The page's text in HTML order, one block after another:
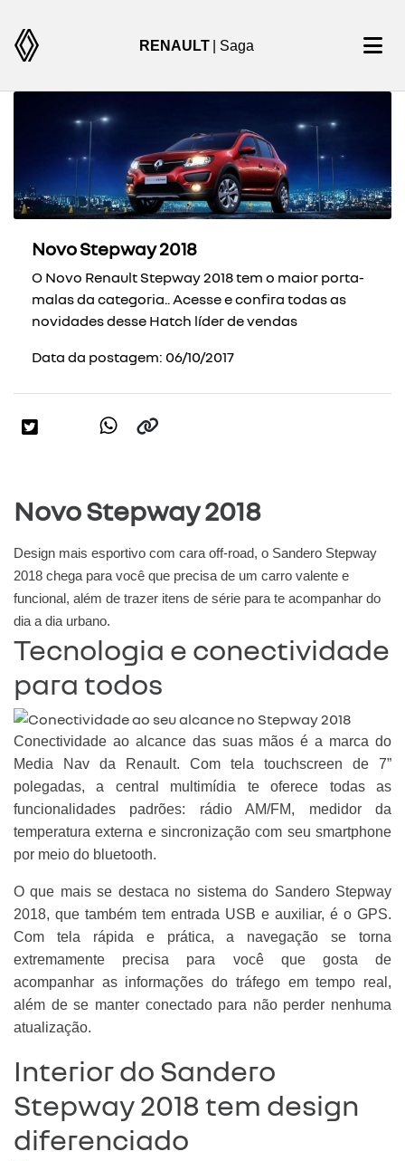
RENAULT | Saga
Novo Stepway 2018
O Novo Renault Stepway 2018 tem o maior porta-
malas da categoria.. Acesse e confira todas as
novidades desse Hatch líder de vendas
Data da postagem: 06/10/2017
Novo Stepway 2018
Design mais esportivo com cara off-road, o Sandero Stepway
2018 chega para você que precisa de um carro valente e
funcional, além de trazer itens de série para te acompanhar do
dia a dia urbano.
Tecnologia e conectividade
para todos
Conectividade ao alcance das suas mãos é a marca do
Media Nav da Renault. Com tela touchscreen de 7”
polegadas, a central multimídia te oferece todas as
funcionalidades padrões: rádio AM/FM, medidor da
temperatura externa e sincronização com seu smartphone
por meio do bluetooth.
O que mais se destaca no sistema do Sandero Stepway
2018, que também tem entrada USB e auxiliar, é o GPS.
Com tela rápida e prática, a navegação se torna
extremamente precisa para você que gosta de
acompanhar as informações do tráfego em tempo real,
além de se manter conectado para não perder nenhuma
atualização.
Interior do Sandero
Stepway 2018 tem design
diferenciado